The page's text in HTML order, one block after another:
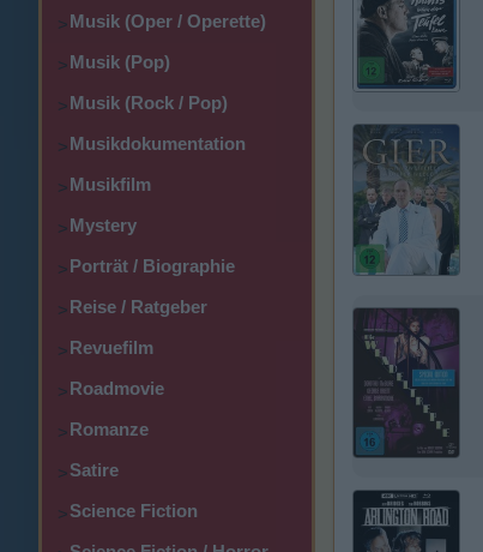
>Musik (Oper / Operette)
>Musik (Pop)
>Musik (Rock / Pop)
>Musikdokumentation
>Musikfilm
>Mystery
>Porträt / Biographie
>Reise / Ratgeber
>Revuefilm
>Roadmovie
>Romanze
>Satire
>Science Fiction